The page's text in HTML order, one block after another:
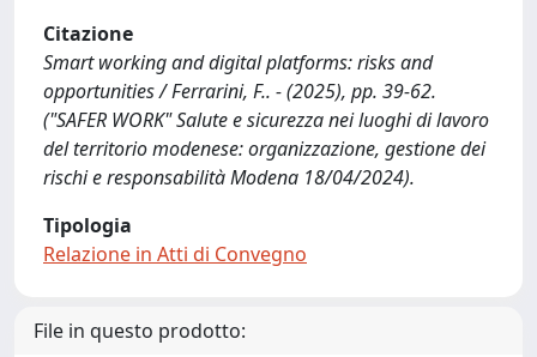
Citazione
Smart working and digital platforms: risks and
opportunities / Ferrarini, F.. - (2025), pp. 39-62.
("SAFER WORK" Salute e sicurezza nei luoghi di lavoro
del territorio modenese: organizzazione, gestione dei
rischi e responsabilità Modena 18/04/2024).
Tipologia
Relazione in Atti di Convegno
File in questo prodotto: